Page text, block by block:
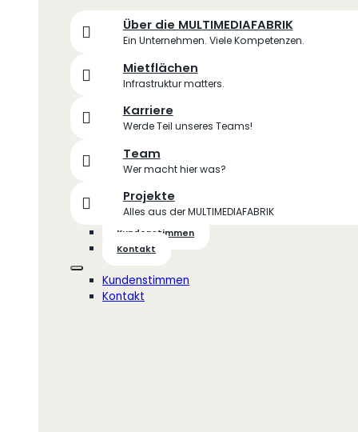
Über die MULTIMEDIAFABRIK
Ein Unternehmen. Viele Kompetenzen.
Mietflächen
Infrastruktur matters.
Karriere
Werde Teil unseres Teams!
Team
Wer macht hier was?
Projekte
Alles aus der MULTIMEDIAFABRIK
Kundenstimmen
Kontakt
Kundenstimmen
Kontakt